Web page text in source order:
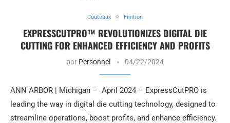
Couteaux Finition
EXPRESSCUTPRO™ REVOLUTIONIZES DIGITAL DIE
CUTTING FOR ENHANCED EFFICIENCY AND PROFITS
par Personnel 04/22/2024
ANN ARBOR | Michigan – April 2024 – ExpressCutPRO is
leading the way in digital die cutting technology, designed to
streamline operations, boost profits, and enhance efficiency.